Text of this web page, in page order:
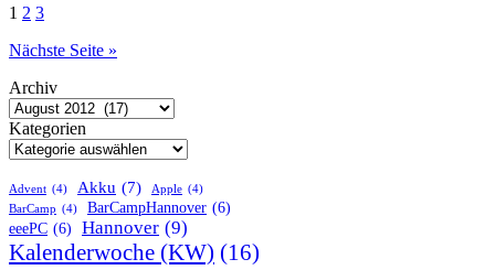
Seitennummerierung
der
Beiträge
1 2 3
Nächste Seite »
Archiv
Kategorien
Advent (4) Akku (7) Apple (4)
BarCamp (4) BarCampHannover (6)
eeePC (6) Hannover (9)
Kalenderwoche (KW) (16)